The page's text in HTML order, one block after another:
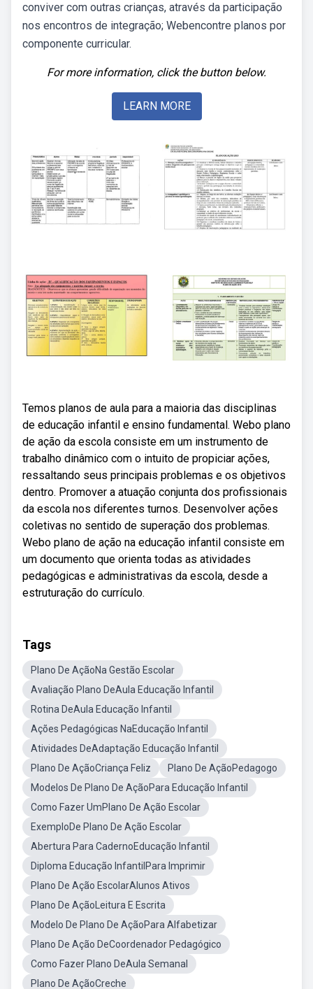
conviver com outras crianças, através da participação
nos encontros de integração; Webencontre planos por
componente curricular.
For more information, click the button below.
LEARN MORE
Temos planos de aula para a maioria das disciplinas
de educação infantil e ensino fundamental. Webo plano
de ação da escola consiste em um instrumento de
trabalho dinâmico com o intuito de propiciar ações,
ressaltando seus principais problemas e os objetivos
dentro. Promover a atuação conjunta dos profissionais
da escola nos diferentes turnos. Desenvolver ações
coletivas no sentido de superação dos problemas.
Webo plano de ação na educação infantil consiste em
um documento que orienta todas as atividades
pedagógicas e administrativas da escola, desde a
estruturação do currículo.
Tags
Plano De AçãoNa Gestão Escolar
Avaliação Plano DeAula Educação Infantil
Rotina DeAula Educação Infantil
Ações Pedagógicas NaEducação Infantil
Atividades DeAdaptação Educação Infantil
Plano De AçãoCriança Feliz
Plano De AçãoPedagogo
Modelos De Plano De AçãoPara Educação Infantil
Como Fazer UmPlano De Ação Escolar
ExemploDe Plano De Ação Escolar
Abertura Para CadernoEducação Infantil
Diploma Educação InfantilPara Imprimir
Plano De Ação EscolarAlunos Ativos
Plano De AçãoLeitura E Escrita
Modelo De Plano De AçãoPara Alfabetizar
Plano De Ação DeCoordenador Pedagógico
Como Fazer Plano DeAula Semanal
Plano De AçãoCreche